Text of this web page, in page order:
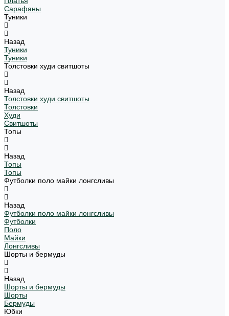
Сарафаны
Туники
Назад
Туники
Туники
Толстовки худи свитшоты
Назад
Толстовки худи свитшоты
Толстовки
Худи
Свитшоты
Топы
Назад
Топы
Топы
Футболки поло майки лонгсливы
Назад
Футболки поло майки лонгсливы
Футболки
Поло
Майки
Лонгсливы
Шорты и бермуды
Назад
Шорты и бермуды
Шорты
Бермуды
Юбки